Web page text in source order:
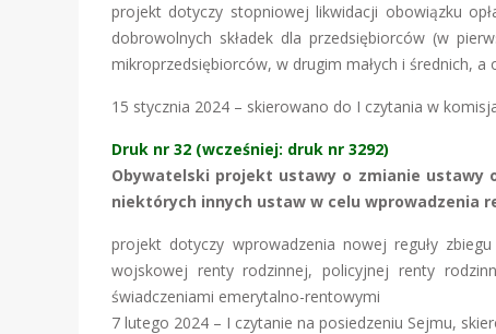
projekt dotyczy stopniowej likwidacji obowiązku
dobrowolnych składek dla przedsiębiorców (w
mikroprzedsiębiorców, w drugim małych i średnich,
15 stycznia 2024 – skierowano do I czytania w
Druk nr 32 (wcześniej: druk nr 3292)
Obywatelski projekt ustawy o zmianie ustawy
niektórych innych ustaw w celu wprowadzenia
projekt dotyczy wprowadzenia nowej reguły
wojskowej renty rodzinnej, policyjnej renty
świadczeniami emerytalno-rentowymi
7 lutego 2024 – I czytanie na posiedzeniu Sejmu,